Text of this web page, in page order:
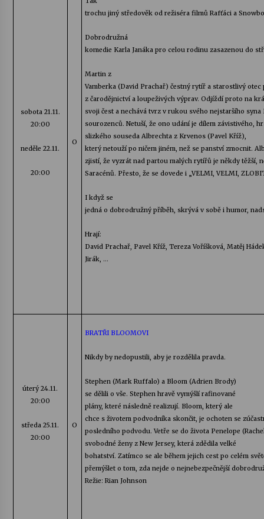
sobota 21.11.
20:00
neděle 22.11.
20:00
O
trochu jiný středověk od režiséra filmů Rafťácia
Dobrodružná
komedie Karla Janáka pro celou rodinu zasazenou do
Martin z
Vamberka (David Prachař) čestný rytíř a starostlivý otec
z čarodějnictví a loupeživých výprav. Odjíždí proto na
svoji čest a nechává tvrz v rukou svého nejstaršího syna
sourozenců. Netuší, že ono udání je dílem závistivého,
slizkého souseda Albrechta z Krvenos(Pavel Kříž),
který netouží po ničem jiném, než se panství zmocnit.
zjistí, že vyzrát nad partou malých rytířů je někdy těžší,
Saracénů. Přesto, že se dovede i „VELMI, VELMI,
I když se
jedná o dobrodružný příběh, skrývá v sobě i humor,
Hrají:
David Prachař, Pavel Kříž, Tereza Voříšková, Matěj
Jirák, …
úterý24.11.
20:00
středa25.11.
20:00
O
BRATŘI BLOOMOVI
Nikdy by nedopustili, aby je rozdělila pravda.
Stephen(Mark Ruffalo) a Bloom(Adrien Brody)
se dělili o vše. Stephenhravě vymýšlí rafinované
plány, které následně realizují. Bloom, který ale
chce s životem podvodníka skončit, je ochoten se
posledního podvodu. Vetře se do života Penelope (
svobodné ženy z New Jersey, která zdědila velké
bohatství. Zatímco se ale během jejich cest po celém
přemýšlet o tom, zda nejde o nejnebezpečnější
Režie: Rian Johnson